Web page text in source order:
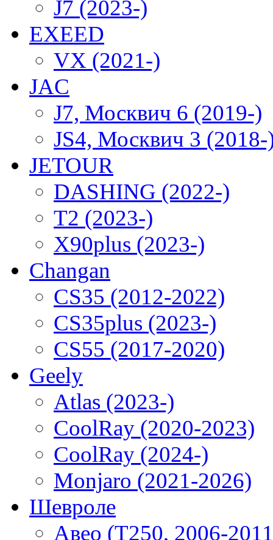
J7 (2023-)
EXEED
VX (2021-)
JAC
J7, Москвич 6 (2019-)
JS4, Москвич 3 (2018-
JETOUR
DASHING (2022-)
T2 (2023-)
X90plus (2023-)
Changan
CS35 (2012-2022)
CS35plus (2023-)
CS55 (2017-2020)
Geely
Atlas (2023-)
CoolRay (2020-2023)
CoolRay (2024-)
Monjaro (2021-2026)
Шевроле
Авео (T250, 2006-